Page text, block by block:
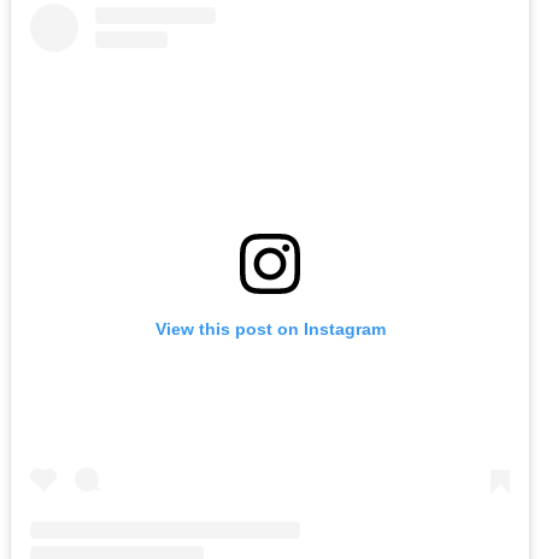
View this post on Instagram